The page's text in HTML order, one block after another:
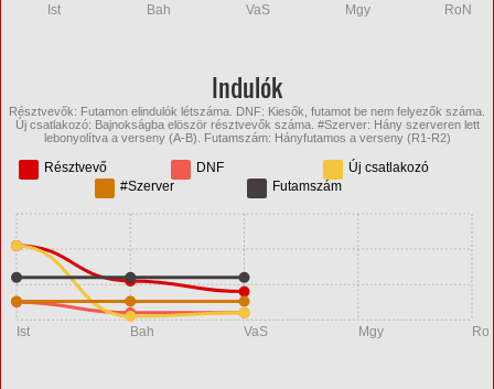
Ist Bah VaS Mgy RoN
Indulók
Résztvevők: Futamon elindulók létszáma. DNF: Kiesők, futamot be nem felyezők száma.
Új csatlakozó: Bajnokságba elöször résztvevők száma. #Szerver: Hány szerveren lett
lebonyolítva a verseny (A-B). Futamszám: Hányfutamos a verseny (R1-R2)
Résztvevő DNF
Új csatlakozó
#Szerver
Futamszám
Ist Bah VaS Mgy